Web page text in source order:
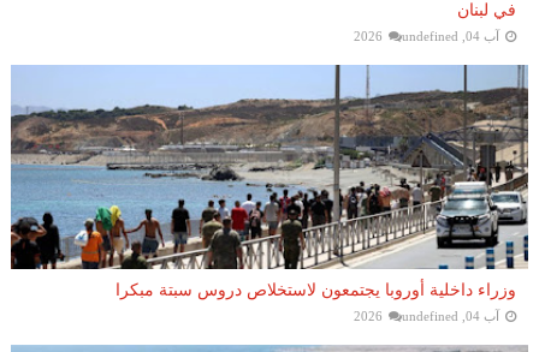
في لبنان
آب 04, 2026 undefined
وزراء داخلية أوروبا يجتمعون لاستخلاص دروس سبتة مبكرا
آب 04, 2026 undefined